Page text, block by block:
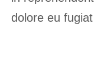
dolore eu